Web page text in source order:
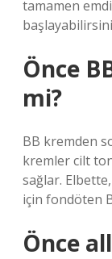
tamamen
Önce
mi?
BB kremden
kremler cilt
sağlar.
için fondöten
Önce